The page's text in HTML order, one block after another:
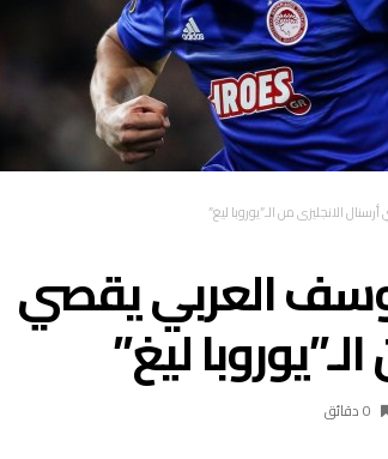
الانجليزي من الـ”يوروبا ليغ”
العربي يقصي
ليغ”
0 ‫دقائق‬